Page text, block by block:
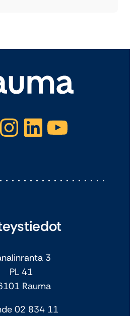
Instagram LinkedIn YouTube
3
PL 41
Rauma
02 834 11